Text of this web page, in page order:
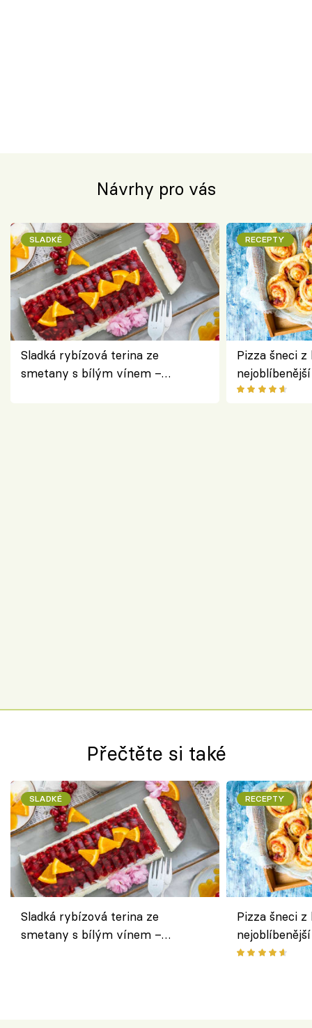
Návrhy pro vás
SLADKÉ
Sladká rybízová terina ze
smetany s bílým vínem –
RECEPTY
Pizza šneci
Přečtěte si také
SLADKÉ
Sladká rybízová terina ze
smetany s bílým vínem –
RECEPTY
Pizza šneci